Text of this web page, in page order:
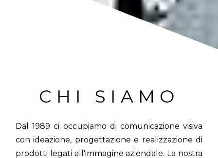
CHI SIAMO
Dal 1989 ci occupiamo di comunicazione visiva
con ideazione, progettazione e realizzazione di
prodotti legati all'immagine aziendale. La nostra